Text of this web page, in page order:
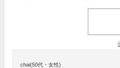
chai(50代・女性)